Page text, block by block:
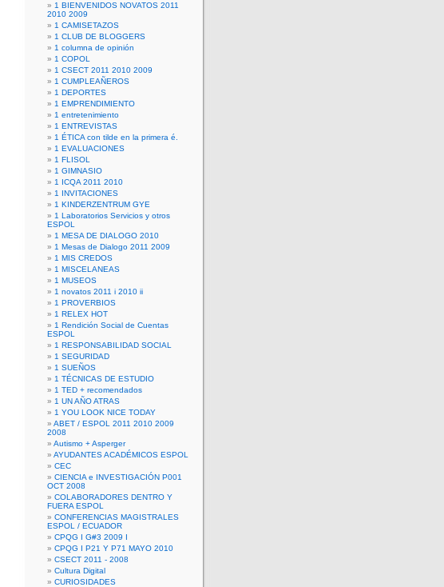
1 BIENVENIDOS NOVATOS 2011
2010 2009
1 CAMISETAZOS
1 CLUB DE BLOGGERS
1 columna de opinión
1 COPOL
1 CSECT 2011 2010 2009
1 CUMPLEAÑEROS
1 DEPORTES
1 EMPRENDIMIENTO
1 entretenimiento
1 ENTREVISTAS
1 ÉTICA con tilde en la primera é.
1 EVALUACIONES
1 FLISOL
1 GIMNASIO
1 ICQA 2011 2010
1 INVITACIONES
1 KINDERZENTRUM GYE
1 Laboratorios Servicios y otros
ESPOL
1 MESA DE DIALOGO 2010
1 Mesas de Dialogo 2011 2009
1 MIS CREDOS
1 MISCELANEAS
1 MUSEOS
1 novatos 2011 i 2010 ii
1 PROVERBIOS
1 RELEX HOT
1 Rendición Social de Cuentas
ESPOL
1 RESPONSABILIDAD SOCIAL
1 SEGURIDAD
1 SUEÑOS
1 TÉCNICAS DE ESTUDIO
1 TED + recomendados
1 UN AÑO ATRAS
1 YOU LOOK NICE TODAY
ABET / ESPOL 2011 2010 2009
2008
Autismo + Asperger
AYUDANTES ACADÉMICOS ESPOL
CEC
CIENCIA e INVESTIGACIÓN P001
OCT 2008
COLABORADORES DENTRO Y
FUERA ESPOL
CONFERENCIAS MAGISTRALES
ESPOL / ECUADOR
CPQG I G#3 2009 I
CPQG I P21 Y P71 MAYO 2010
CSECT 2011 - 2008
Cultura Digital
CURIOSIDADES